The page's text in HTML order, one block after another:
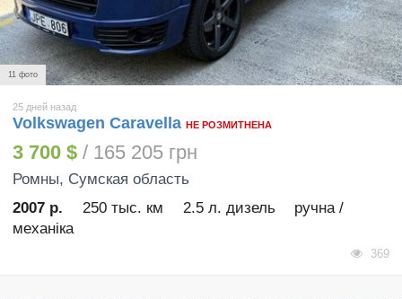
11 фото
25 дней назад
Volkswagen Caravella НЕ РОЗМИТНЕНА
3 700 $ / 165 205 грн
Ромны, Сумская область
2007 р.
250 тыс. км 2.5 л. дизель
ручна /
механіка
369